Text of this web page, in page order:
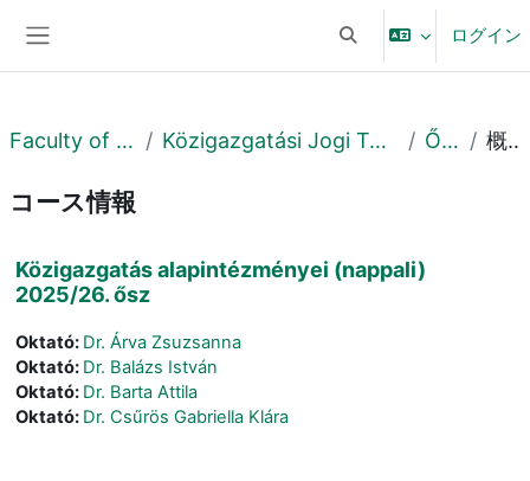
検索入力に切り替える
ログイン
Faculty of Law Közigazgatási Jogi Tanszék Őszi 概要
コース情報
Közigazgatás alapintézményei (nappali)
2025/26. ősz
Oktató: Dr. Árva Zsuzsanna
Oktató: Dr. Balázs István
Oktató: Dr. Barta Attila
Oktató: Dr. Csűrös Gabriella Klára